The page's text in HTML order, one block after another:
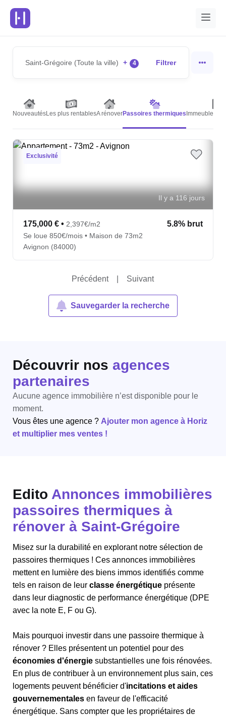
Saint-Grégoire (Toute la ville) + 4 Filtrer
NouveautésLes plus rentablesA rénoverPassoires thermiques Immeubles
Exclusivité
Il y a 116 jours
175,000 € • 2,397€/m2 5.8% brut
Se loue 850€/mois • Maison de 73m2
Avignon (84000)
Précédent Suivant
Sauvegarder la recherche
Découvrir nos agences
partenaires
Aucune agence immobilière n’est disponible pour le
moment.
Vous êtes une agence ? Ajouter mon agence à Horiz
et multiplier mes ventes !
Edito Annonces immobilières
passoires thermiques à
rénover à Saint-Grégoire
Misez sur la durabilité en explorant notre sélection de
passoires thermiques ! Ces annonces immobilières
mettent en lumière des biens immos identifiés comme
tels en raison de leur classe énergétique présente
dans leur diagnostic de performance énergétique (DPE
avec la note E, F ou G).
Mais pourquoi investir dans une passoire thermique à
rénover ? Elles présentent un potentiel pour des
économies d'énergie substantielles une fois rénovées.
En plus de contribuer à un environnement plus sain, ces
logements peuvent bénéficier d'incitations et aides
gouvernementales en faveur de l'efficacité
énergétique. Sans compter que les propriétaires de